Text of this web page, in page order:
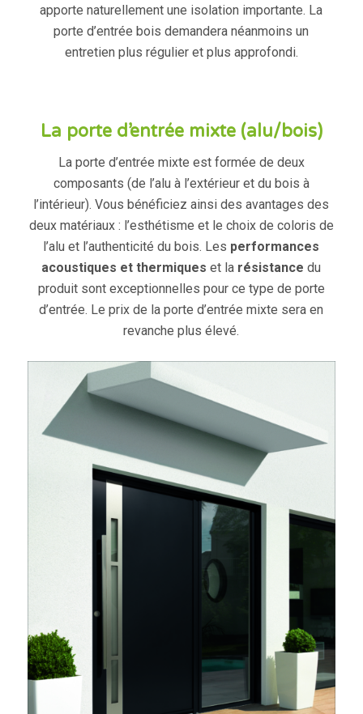
apporte naturellement une isolation importante. La
porte d’entrée bois demandera néanmoins un
entretien plus régulier et plus approfondi.
La porte d’entrée mixte (alu/bois)
La porte d’entrée mixte est formée de deux
composants (de l’alu à l’extérieur et du bois à
l’intérieur). Vous bénéficiez ainsi des avantages des
deux matériaux : l’esthétisme et le choix de coloris de
l’alu et l’authenticité du bois. Les performances
acoustiques et thermiques et la résistance du
produit sont exceptionnelles pour ce type de porte
d’entrée. Le prix de la porte d’entrée mixte sera en
revanche plus élevé.